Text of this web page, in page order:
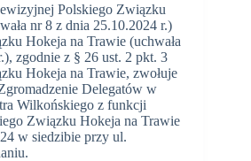
Polskiego Związku
nr 8 z dnia 25.10.2024 r.)
Hokeja na Trawie (uchwała
zgodnie z § 26 ust. 2 pkt. 3
Hokeja na Trawie, zwołuje
Delegatów w
Wilkońskiego z funkcji
Związku Hokeja na Trawie
w siedzibie przy ul.